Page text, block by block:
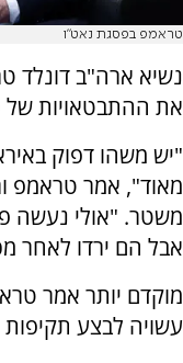
טראמפ בפסגת נאט"ו
נשיא ארה"ב דונלד
את ההתבטאויות
"יש משהו דפוק
מאוד", אמר טראמפ
משטר. "אולי נעשה
אבל הם ירדו לאחר
מוקדם יותר אמר
עשויה לבצע תקיפות